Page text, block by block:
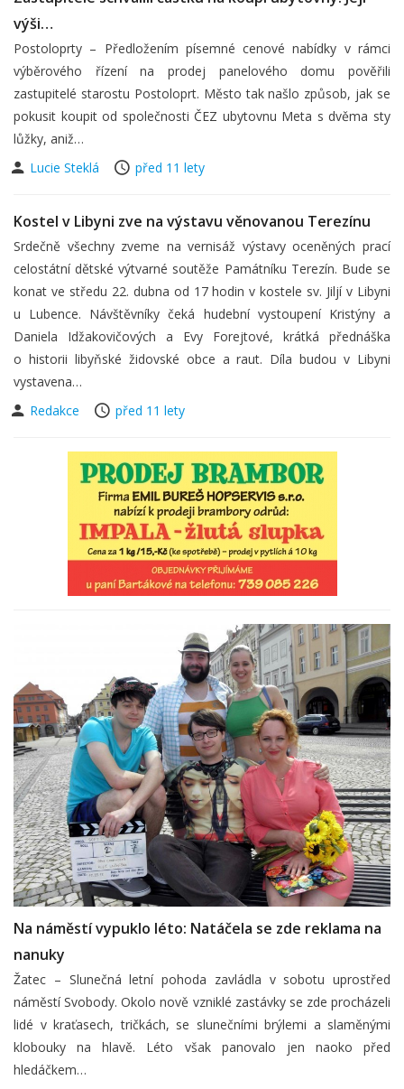
výši…
Postoloprty – Předložením písemné cenové nabídky v rámci
výběrového řízení na prodej panelového domu pověřili
zastupitelé starostu Postoloprt. Město tak našlo způsob, jak se
pokusit koupit od společnosti ČEZ ubytovnu Meta s dvěma sty
lůžky, aniž…
Lucie Steklá
před 11 lety
Kostel v Libyni zve na výstavu věnovanou Terezínu
Srdečně všechny zveme na vernisáž výstavy oceněných prací
celostátní dětské výtvarné soutěže Památníku Terezín. Bude se
konat ve středu 22. dubna od 17 hodin v kostele sv. Jiljí v Libyni
u Lubence. Návštěvníky čeká hudební vystoupení Kristýny a
Daniela Idžakovičových a Evy Forejtové, krátká přednáška
o historii libyňské židovské obce a raut. Díla budou v Libyni
vystavena…
Redakce
před 11 lety
Na náměstí vypuklo léto: Natáčela se zde reklama na
nanuky
Žatec – Slunečná letní pohoda zavládla v sobotu uprostřed
náměstí Svobody. Okolo nově vzniklé zastávky se zde procházeli
lidé v kraťasech, tričkách, se slunečními brýlemi a slaměnými
klobouky na hlavě. Léto však panovalo jen naoko před
hledáčkem…